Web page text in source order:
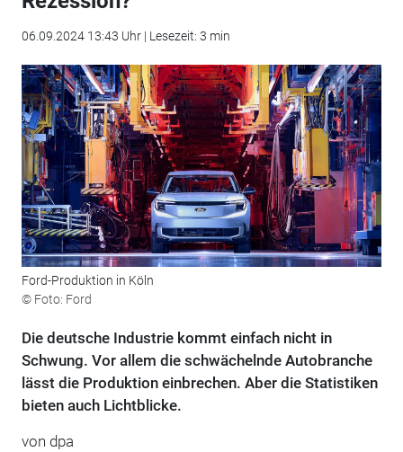
06.09.2024 13:43 Uhr | Lesezeit: 3 min
Ford-Produktion in Köln
© Foto: Ford
Die deutsche Industrie kommt einfach nicht in
Schwung. Vor allem die schwächelnde Autobranche
lässt die Produktion einbrechen. Aber die Statistiken
bieten auch Lichtblicke.
von dpa